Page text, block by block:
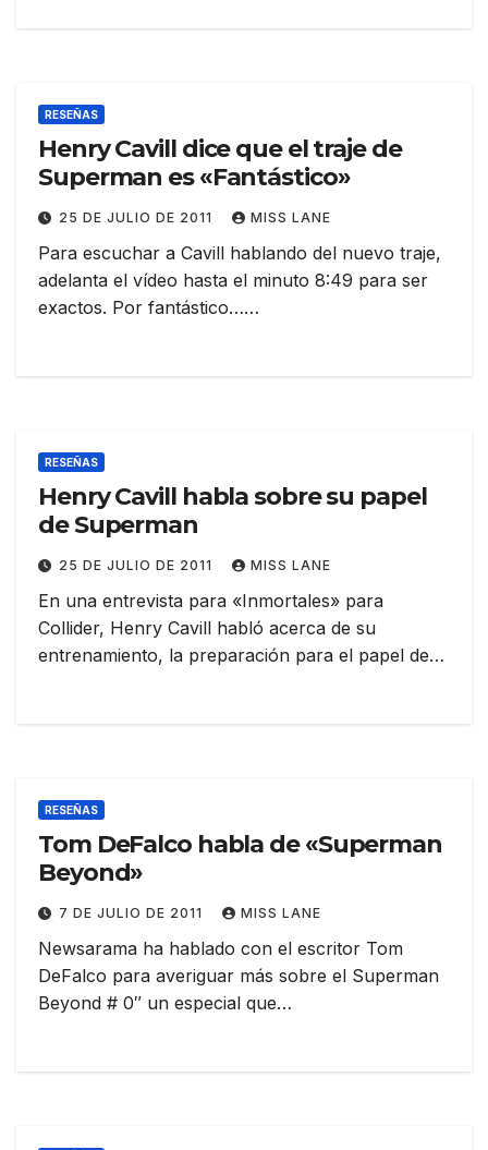
RESEÑAS
Henry Cavill dice que el traje de
Superman es «Fantástico»
25 DE JULIO DE 2011 MISS LANE
Para escuchar a Cavill hablando del nuevo traje,
adelanta el vídeo hasta el minuto 8:49 para ser
exactos. Por fantástico……
RESEÑAS
Henry Cavill habla sobre su papel
de Superman
25 DE JULIO DE 2011 MISS LANE
En una entrevista para «Inmortales» para
Collider, Henry Cavill habló acerca de su
entrenamiento, la preparación para el papel de…
RESEÑAS
Tom DeFalco habla de «Superman
Beyond»
7 DE JULIO DE 2011 MISS LANE
Newsarama ha hablado con el escritor Tom
DeFalco para averiguar más sobre el Superman
Beyond # 0″ un especial que…